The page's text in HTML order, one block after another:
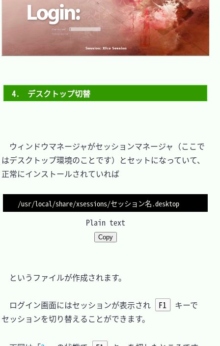
4.　デスクトップ切替
ウィンドウマネージャがセッションマネージャ（ここで
はデスクトップ環境のことです）とセットになっていて、
正常にインストールされていれば
Plain text
Copy
というファイルが作成されます。
ログイン画面にはセッションが表示され F1
キーで
セッションを切り替えることができます。